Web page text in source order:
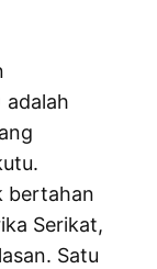
adalah
bertahan
Serikat,
Satu